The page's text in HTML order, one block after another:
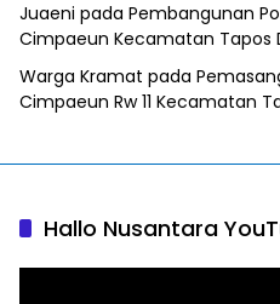
Juaeni pada Pembangunan
Cimpaeun Kecamatan Tapos
Warga Kramat pada
Cimpaeun Rw 11 Kecamatan
Hallo Nusantara